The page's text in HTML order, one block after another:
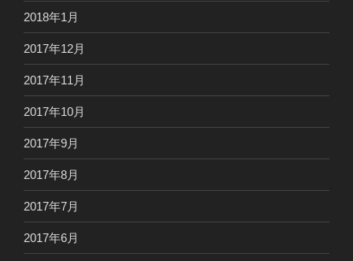
2018年1月
2017年12月
2017年11月
2017年10月
2017年9月
2017年8月
2017年7月
2017年6月